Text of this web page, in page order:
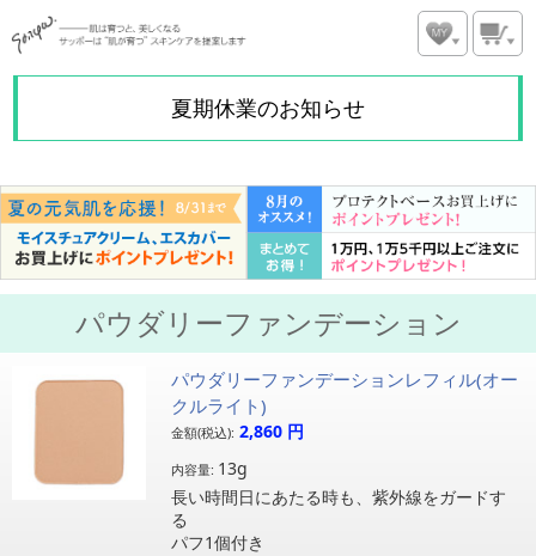
夏期休業のお知らせ
パウダリーファンデーション
パウダリーファンデーションレフィル(オー
クルライト)
金額(税込): 2,860 円
内容量: 13g
長い時間日にあたる時も、紫外線をガードす
る
パフ1個付き